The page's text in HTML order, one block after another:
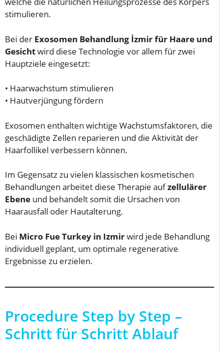
stimulieren.
Bei der Exosomen Behandlung İzmir für Haare und
Gesichtwird diese Technologie vor allem für zwei
Hauptziele eingesetzt:
• Haarwachstum stimulieren
• Hautverjüngung fördern
Exosomen enthalten wichtige Wachstumsfaktoren, die
geschädigte Zellen reparieren und die Aktivität der
Haarfollikel verbessern können.
Im Gegensatz zu vielen klassischen kosmetischen
Behandlungen arbeitet diese Therapie aufzellulärer
Ebene und behandelt somit die Ursachen von
Haarausfall oder Hautalterung.
Bei Micro Fue Turkey in Izmirwird jede Behandlung
individuell geplant, um optimale regenerative
Ergebnisse zu erzielen.
Procedure Step by Step –
Schritt für Schritt Ablauf